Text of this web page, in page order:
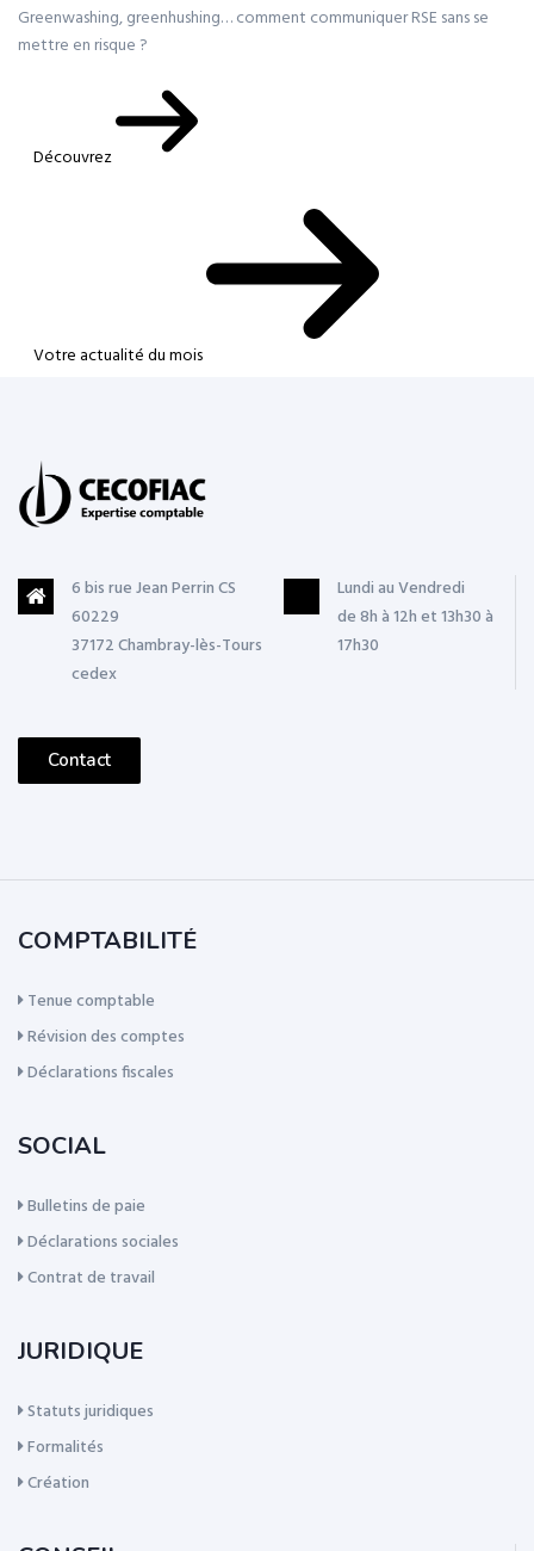
Greenwashing, greenhushing… comment communiquer RSE sans se
mettre en risque ?
Découvrez
Votre actualité du mois
6 bis rue Jean Perrin CS
60229
37172 Chambray-lès-Tours
cedex
Lundi au Vendredi
de 8h à 12h et 13h30 à
17h30
Contact
COMPTABILITÉ
Tenue comptable
Révision des comptes
Déclarations fiscales
SOCIAL
Bulletins de paie
Déclarations sociales
Contrat de travail
JURIDIQUE
Statuts juridiques
Formalités
Création